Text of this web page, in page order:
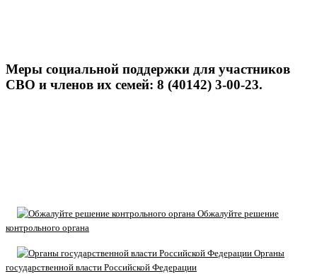
Меры социальной поддержки для участников
СВО и членов их семей: 8 (40142) 3-00-23.
Обжалуйте решение
контрольного органа
Органы
государственной власти Российской Федерации